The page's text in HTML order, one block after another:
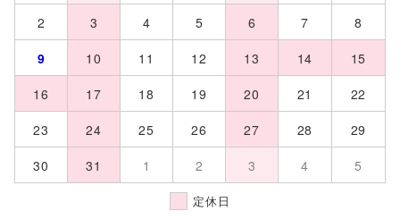
2
3 4 5 6 7
8
9
10 11 12 13 14
15
16
17 18 19 20 21
22
23
24 25 26 27 28
29
30
31 1 2 3 4 5
定休日